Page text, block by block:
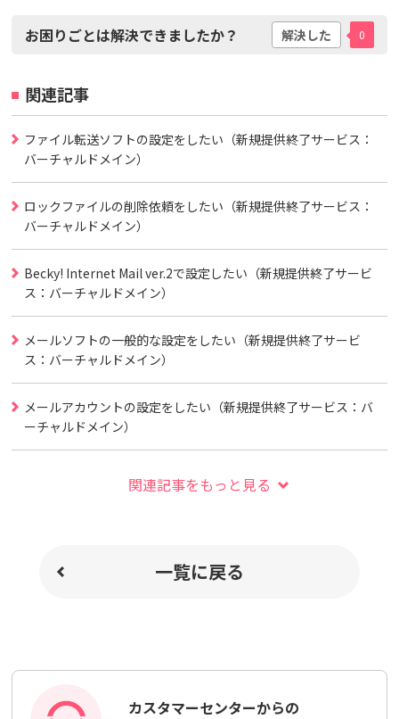
お困りごとは解決できましたか？ 解決した 0
関連記事
ファイル転送ソフトの設定をしたい（新規提供終了サービス：
バーチャルドメイン）
ロックファイルの削除依頼をしたい（新規提供終了サービス：
バーチャルドメイン）
Becky! Internet Mail ver.2で設定したい（新規提供終了サービ
ス：バーチャルドメイン）
メールソフトの一般的な設定をしたい（新規提供終了サービ
ス：バーチャルドメイン）
メールアカウントの設定をしたい（新規提供終了サービス：バ
ーチャルドメイン）
関連記事をもっと見る
一覧に戻る
カスタマーセンターからの